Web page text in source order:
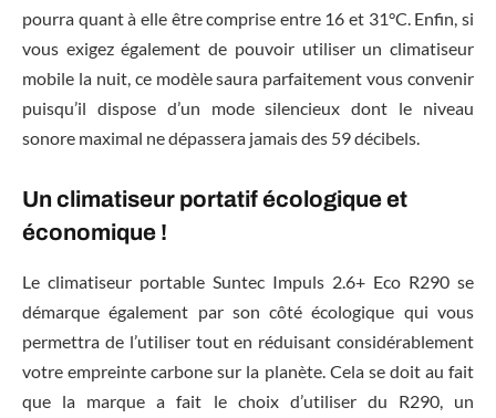
pourra quant à elle être comprise entre 16 et 31°C. Enfin, si
vous exigez également de pouvoir utiliser un climatiseur
mobile la nuit, ce modèle saura parfaitement vous convenir
puisqu’il dispose d’un mode silencieux dont le niveau
sonore maximal ne dépassera jamais des 59 décibels.
Un climatiseur portatif écologique et
économique !
Le climatiseur portable Suntec Impuls 2.6+ Eco R290 se
démarque également par son côté écologique qui vous
permettra de l’utiliser tout en réduisant considérablement
votre empreinte carbone sur la planète. Cela se doit au fait
que la marque a fait le choix d’utiliser du R290, un